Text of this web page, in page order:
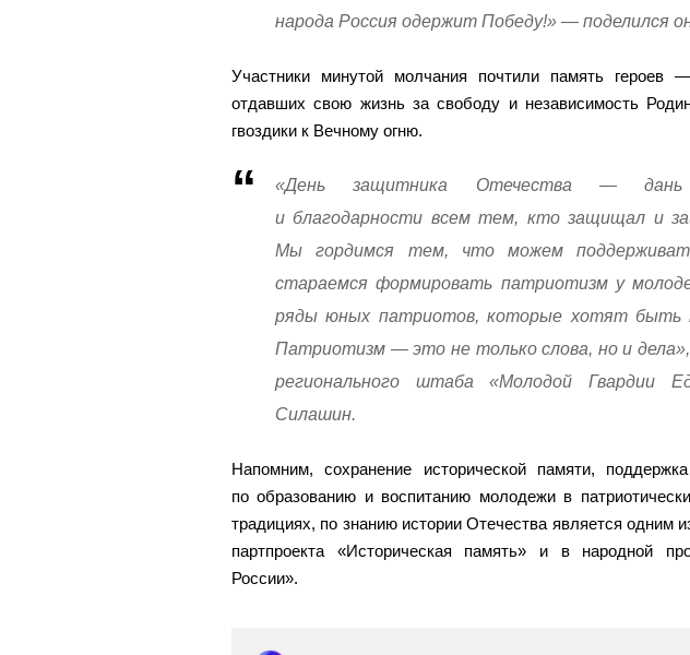
народа Россия одержит Победу!» — поделился
Участники минутой молчания почтили память героев
отдавших свою жизнь за свободу и независимость
гвоздики к Вечному огню.
«День защитника Отечества — дань
и благодарности всем тем, кто защищал и
Мы гордимся тем, что можем
стараемся формировать патриотизм у
ряды юных патриотов, которые хотят быть
Патриотизм — это не только слова, но и
регионального штаба «Молодой Гвардии
Силашин.
Напомним, сохранение исторической памяти,
по образованию и воспитанию молодежи в
традициях, по знанию истории Отечества является одним
партпроекта «Историческая память» и в народной
России».